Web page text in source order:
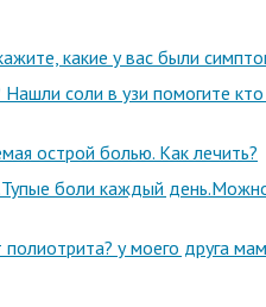
какие у вас были
Нашли соли в узи помогите
острой болью. Как лечить?
боли каждый
у моего друга